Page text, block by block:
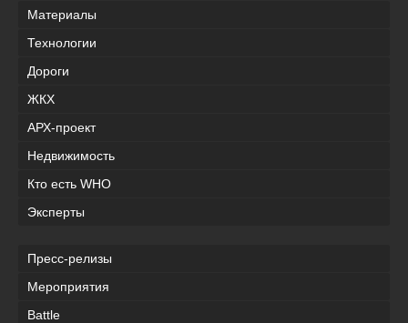
Материалы
Технологии
Дороги
ЖКХ
АРХ-проект
Недвижимость
Кто есть WHO
Эксперты
Пресс-релизы
Мероприятия
Battle